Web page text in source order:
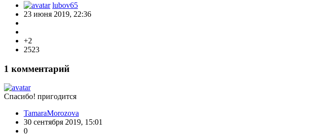
lubov65
23 июня 2019, 22:36
+2
2523
1 комментарий
Спасибо! пригодится
TamaraMorozova
30 сентября 2019, 15:01
0